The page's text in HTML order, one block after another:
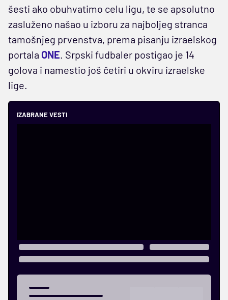
šesti ako obuhvatimo celu ligu, te se apsolutno
zasluženo našao u izboru za najboljeg stranca
tamošnjeg prvenstva, prema pisanju izraelskog
portala ONE. Srpski fudbaler postigao je 14
golova i namestio još četiri u okviru izraelske
lige.
IZABRANE VESTI